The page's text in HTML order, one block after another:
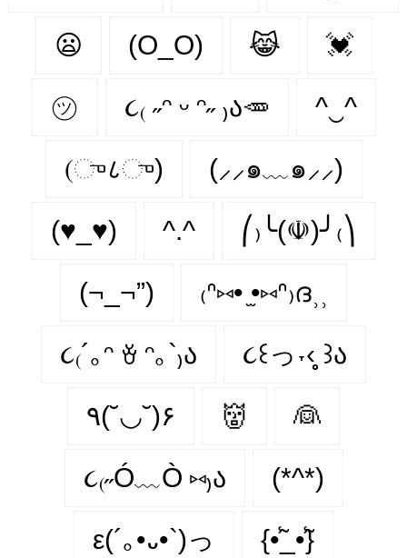
😦 (O_O) 😹 💓
㋡ ૮₍ ˶ᵔ ᵕ ᵔ˶ ₎ა🥕 ^‿^
(ு८ு) (⸝⸝๑﹏๑⸝⸝)
(♥_♥) ^.^ ⎛₎╰(☫)╯₍⎞
(¬_¬”) ₍ᐢ⑅• ̫•⑅ᐢ₎ദ⸒⸒
૮₍´｡ᵔ ꈊ ᵔ｡`₎ა ૮꒰っ˕‹̥̥̥ ꒱ა
٩(˘◡˘)۶ 👹 👰
૮₍˶Ó﹏Ò ⑅₎ა (*^*)
ε(´｡•᎑•`)っ {•̃̾_•̃̾}